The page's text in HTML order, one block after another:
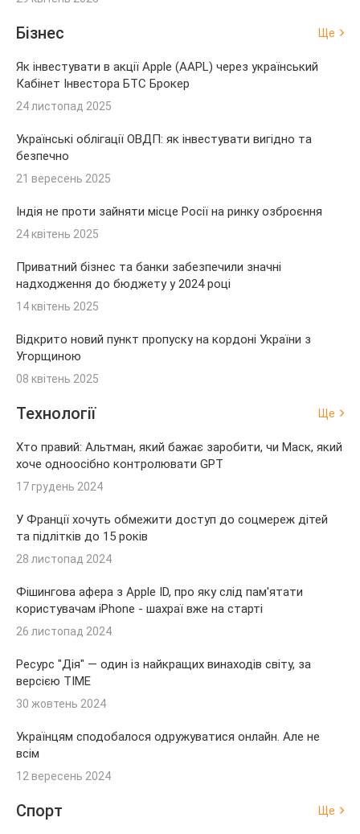
Бізнес Ще
Як інвестувати в акції Apple (AAPL) через український
Кабінет Інвестора БТС Брокер
24 листопад 2025
Українські облігації ОВДП: як інвестувати вигідно та
безпечно
21 вересень 2025
Індія не проти зайняти місце Росії на ринку озброєння
24 квітень 2025
Приватний бізнес та банки забезпечили значні
надходження до бюджету у 2024 році
14 квітень 2025
Відкрито новий пункт пропуску на кордоні України з
Угорщиною
08 квітень 2025
Технології Ще
Хто правий: Альтман, який бажає заробити, чи Маск, який
хоче одноосібно контролювати GPT
17 грудень 2024
У Франції хочуть обмежити доступ до соцмереж дітей
та підлітків до 15 років
28 листопад 2024
Фішингова афера з Apple ID, про яку слід пам'ятати
користувачам iPhone - шахраї вже на старті
26 листопад 2024
Ресурс "Дія" — один із найкращих винаходів світу, за
версією TIME
30 жовтень 2024
Українцям сподобалося одружуватися онлайн. Але не
всім
12 вересень 2024
Спорт Ще